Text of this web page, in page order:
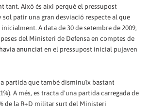
tant. Això és així perquè el pressupost
patir una gran desviació respecte al que
A data de 30 de setembre de 2009,
del Ministeri de Defensa en comptes de
anunciat en el pressupost inicial pujaven
partida que també disminuïx bastant
A més, es tracta d'una partida carregada de
de la R+D militar surt del Ministeri